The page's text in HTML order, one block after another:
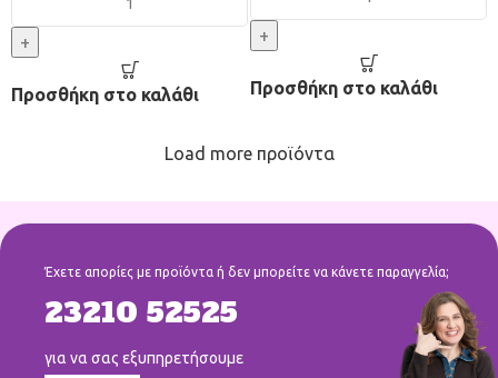
+
Προσθήκη στο καλάθι
+
Προσθήκη στο καλάθι
Load more προϊόντα
Έχετε απορίες με προϊόντα ή δεν μπορείτε να κάνετε παραγγελία;
23210 52525
για να σας εξυπηρετήσουμε